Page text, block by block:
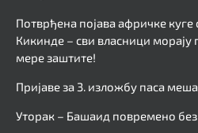
Потврђена појава афричке
Кикинде – сви власници
мере заштите!
Пријаве за 3. изложбу паса
Уторак – Башаид повремено